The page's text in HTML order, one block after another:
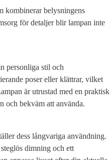
kombinerar belysningens
för detaljer blir lampan inte
personliga stil och
poser eller klättrar, vilket
är utrustad med en praktisk
och bekväm att använda.
dess långvariga användning.
dimning och ett